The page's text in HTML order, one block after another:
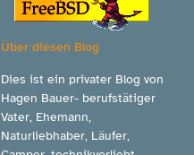
Über diesen Blog
Dies ist ein privater Blog von
Hagen Bauer- berufstätiger
Vater, Ehemann,
Naturliebhaber, Läufer,